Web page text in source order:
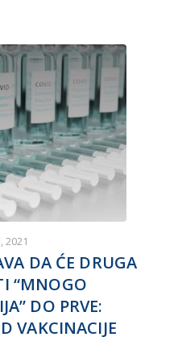
2021
DA ĆE DRUGA
“MNOGO
DO PRVE:
VAKCINACIJE